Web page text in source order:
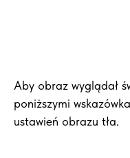
Aby obraz wyglądał
poniższymi
ustawień obrazu tła.